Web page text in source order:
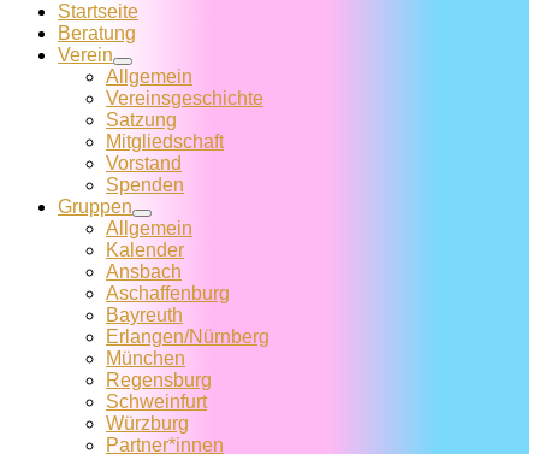
Startseite
Beratung
Verein
Allgemein
Vereins­geschichte
Satzung
Mitglied­schaft
Vorstand
Spenden
Gruppen
Allgemein
Kalender
Ansbach
Aschaffenburg
Bayreuth
Erlangen/Nürnberg
München
Regensburg
Schweinfurt
Würzburg
Partner*innen